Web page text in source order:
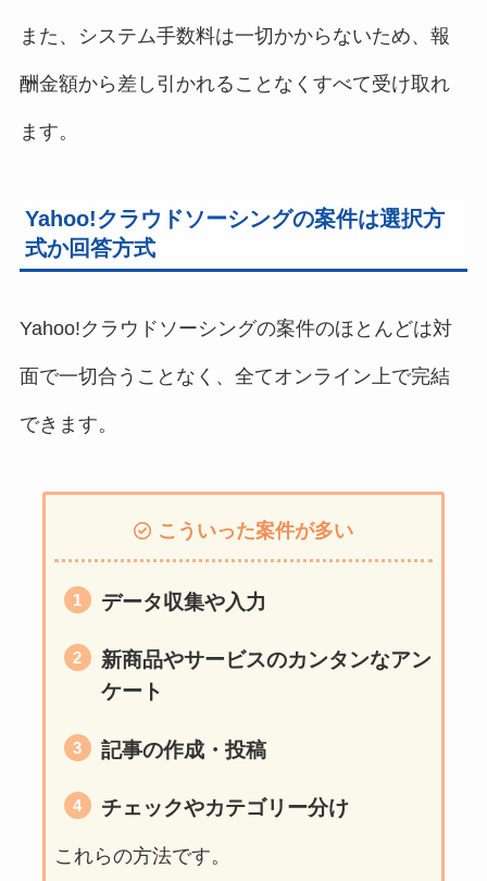
また、システム手数料は一切かからないため、報
酬金額から差し引かれることなくすべて受け取れ
ます。
Yahoo!クラウドソーシングの案件は選択方
式か回答方式
Yahoo!クラウドソーシングの案件のほとんどは対
面で一切合うことなく、全てオンライン上で完結
できます。
こういった案件が多い
データ収集や入力
新商品やサービスのカンタンなアン
ケート
記事の作成・投稿
チェックやカテゴリー分け
これらの方法です。